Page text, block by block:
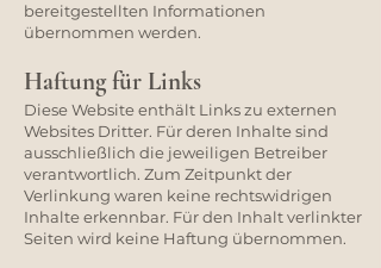
bereitgestellten Informationen
übernommen werden.
Haftung für Links
Diese Website enthält Links zu externen
Websites Dritter. Für deren Inhalte sind
ausschließlich die jeweiligen Betreiber
verantwortlich. Zum Zeitpunkt der
Verlinkung waren keine rechtswidrigen
Inhalte erkennbar. Für den Inhalt verlinkter
Seiten wird keine Haftung übernommen.